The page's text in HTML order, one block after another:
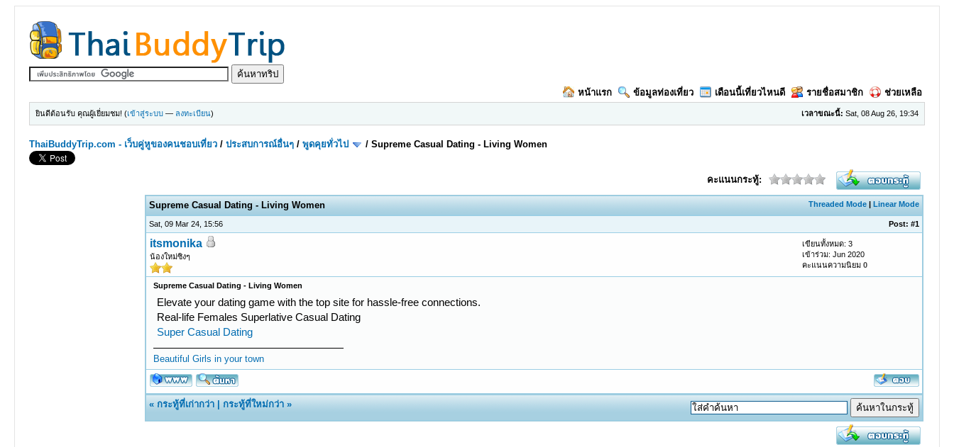
หน้าแรก ข้อมูลท่องเที่ยว เดือนนี้เที่ยวไหนดี รายชื่อสมาชิก ช่วยเหลือ
เวลาขณะนี้: Sat, 08 Aug 26, 19:34
ยินดีต้อนรับ คุณผู้เยี่ยมชม! (เข้าสู่ระบบ — ลงทะเบียน)
ThaiBuddyTrip.com - เว็บคู่หูของคนชอบเที่ยว /ประสบการณ์อื่นๆ /พูดคุยทั่วไป /Supreme Сasual Dating - Living Women
คะแนนกระทู้:
Threaded Mode |Linear Mode
Supreme Сasual Dating - Living Women
Sat, 09 Mar 24, 15:56 Post:#1
itsmonika
น้องใหม่ซิงๆ
เขียนทั้งหมด: 3
เข้าร่วม: Jun 2020
คะแนนความนิยม0
Supreme Сasual Dating - Living Women
Elevate your dating game with the top site for hassle-free connections.
Real-life Females Superlative Сasual Dating
Super Сasual Dating
Beautiful Girls in your town
«กระทู้ที่เก่ากว่า |กระทู้ที่ใหม่กว่า »